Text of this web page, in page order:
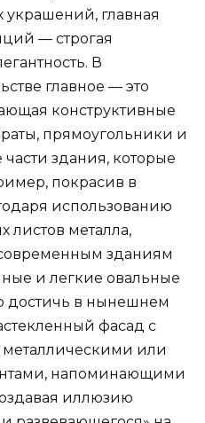
главная
— строгая
В
главное — это
конструктивные
прямоугольники и
здания, которые
покрасив в
использованию
металла,
зданиям
и легкие овальные
достичь в нынешнем
фасад с
или
напоминающими
иллюзию